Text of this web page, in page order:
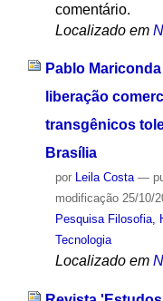
comentário.
Localizado em
Pablo
liberação
transgênicos
Brasília
por Leila Costa —
modificação25/10/
Pesquisa Filosofia,
Tecnologia
Localizado em